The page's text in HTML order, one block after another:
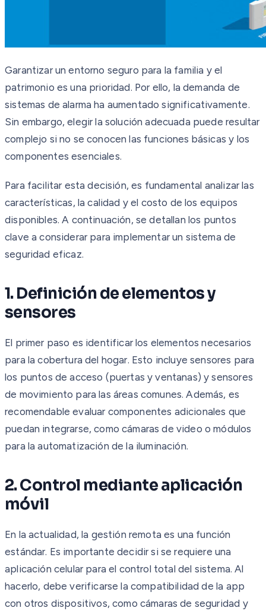
Garantizar un entorno seguro para la familia y el
patrimonio es una prioridad. Por ello, la demanda de
sistemas de alarma ha aumentado significativamente.
Sin embargo, elegir la solución adecuada puede resultar
complejo si no se conocen las funciones básicas y los
componentes esenciales.
Para facilitar esta decisión, es fundamental analizar las
características, la calidad y el costo de los equipos
disponibles. A continuación, se detallan los puntos
clave a considerar para implementar un sistema de
seguridad eficaz.
1. Definición de elementos y
sensores
El primer paso es identificar los elementos necesarios
para la cobertura del hogar. Esto incluye sensores para
los puntos de acceso (puertas y ventanas) y sensores
de movimiento para las áreas comunes. Además, es
recomendable evaluar componentes adicionales que
puedan integrarse, como cámaras de video o módulos
para la automatización de la iluminación.
2. Control mediante aplicación
móvil
En la actualidad, la gestión remota es una función
estándar. Es importante decidir si se requiere una
aplicación celular para el control total del sistema. Al
hacerlo, debe verificarse la compatibilidad de la app
con otros dispositivos, como cámaras de seguridad y